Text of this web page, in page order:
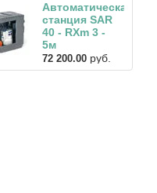
Автоматическая
станция SAR
40 - RXm 3 -
5м
72 200.00 руб.